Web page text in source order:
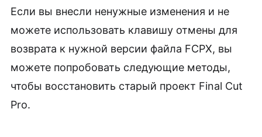
Если вы внесли ненужные изменения и не
можете использовать клавишу отмены для
возврата к нужной версии файла FCPX, вы
можете попробовать следующие методы,
чтобы восстановить старый проект Final Cut
Pro.